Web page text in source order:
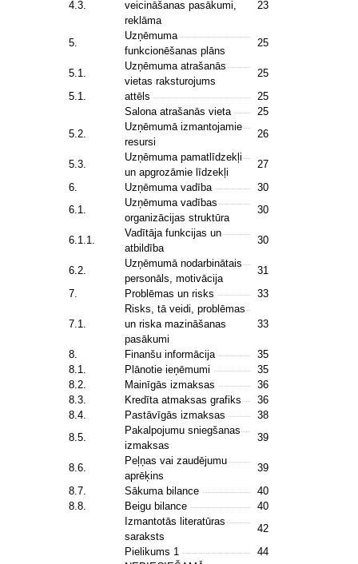
4.3.
veicināšanas pasākumi,
reklāma
23
5.
Uzņēmuma
funkcionēšanas plāns
25
5.1.
Uzņēmuma atrašanās
vietas raksturojums
25
5.1.
attēls
25
Salona atrašanās vieta
25
5.2.
Uzņēmumā izmantojamie
resursi
26
5.3.
Uzņēmuma pamatlīdzekļi
un apgrozāmie līdzekļi
27
6.
Uzņēmuma vadība
30
6.1.
Uzņēmuma vadības
organizācijas struktūra
30
6.1.1.
Vadītāja funkcijas un
atbildība
30
6.2.
Uzņēmumā nodarbinātais
personāls, motivācija
31
7.
Problēmas un risks 33
7.1.
Risks, tā veidi, problēmas
un riska mazināšanas
pasākumi
33
8. Finanšu informācija
35
8.1.
Plānotie ieņēmumi
35
8.2.
Mainīgās izmaksas
36
8.3.
Kredīta atmaksas grafiks
36
8.4.
Pastāvīgās izmaksas
38
8.5.
Pakalpojumu sniegšanas
izmaksas
39
8.6.
Peļņas vai zaudējumu
aprēķins
39
8.7.
Sākuma bilance
40
8.8.
Beigu bilance
40
Izmantotās literatūras
saraksts
42
Pielikums 1
44